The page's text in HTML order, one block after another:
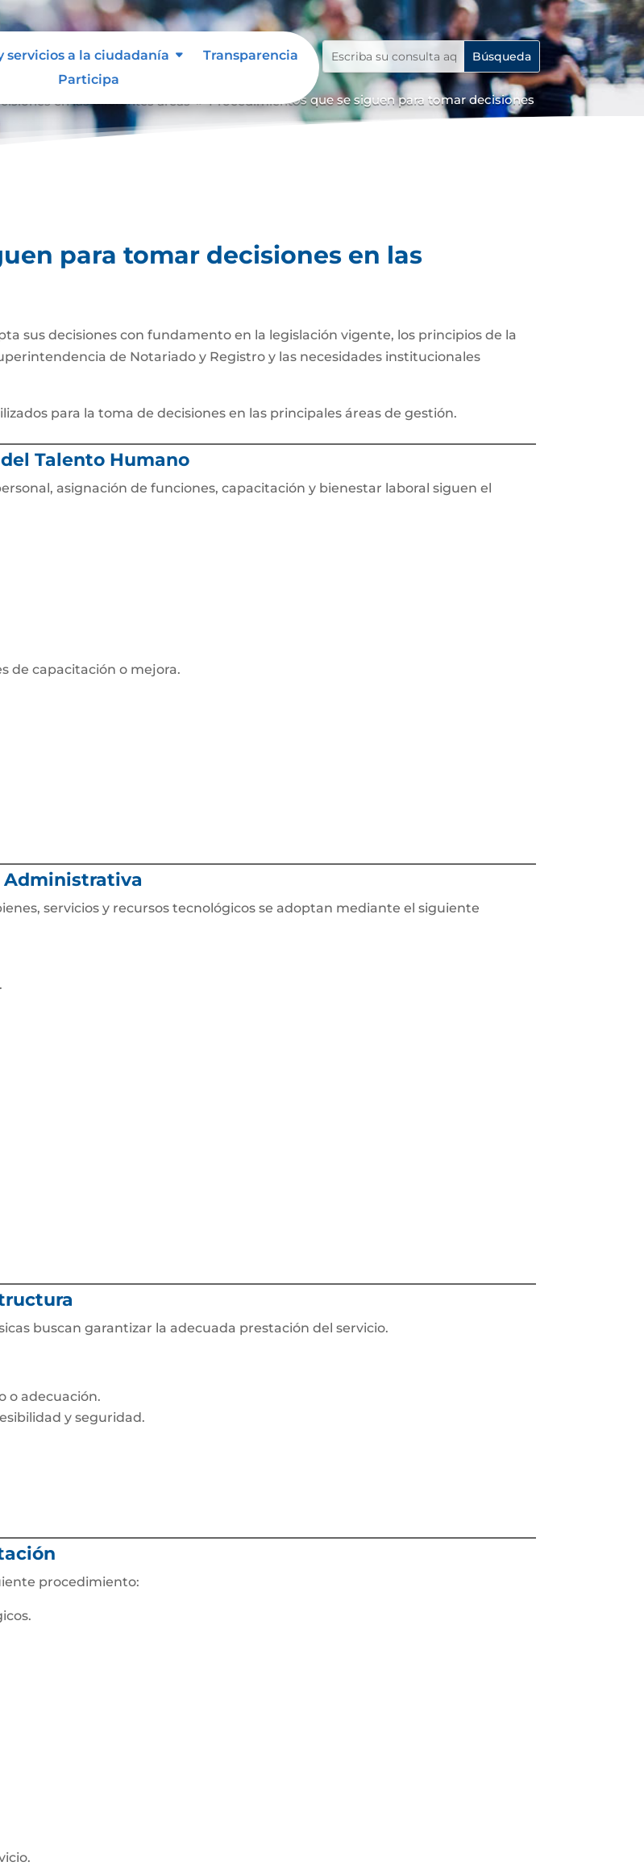
servicios a la ciudadanía
Transparencia
Participa
en las diferentes áreas
Procedimientos que se siguen para tomar decisiones
para tomar decisiones en las
sus decisiones con fundamento en la legislación vigente, los principios de la
de Notariado y Registro y las necesidades institucionales
para la toma de decisiones en las principales áreas de gestión.
Talento Humano
asignación de funciones, capacitación y bienestar laboral siguen el
de capacitación o mejora.
Administrativa
servicios y recursos tecnológicos se adoptan mediante el siguiente
buscan garantizar la adecuada prestación del servicio.
o adecuación.
y seguridad.
procedimiento: